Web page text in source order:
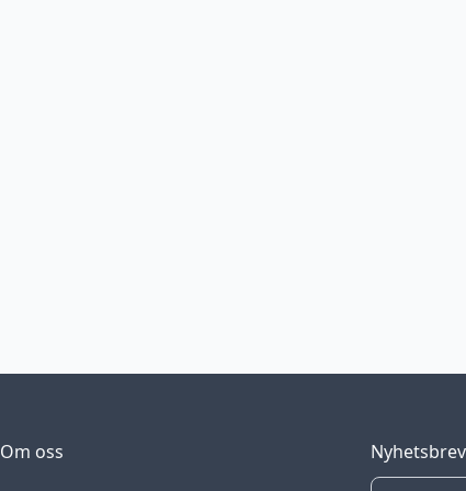
Om oss Nyhetsbrev